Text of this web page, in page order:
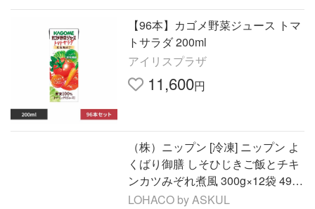
【96本】カゴメ野菜ジュース トマ
トサラダ 200ml
アイリスプラザ
11,600円
（株）ニップン [冷凍] ニップン よ
くばり御膳 しそひじきご飯とチキ
ンカツみぞれ煮風 300g×12袋 490
2170575646（直送品）
LOHACO by ASKUL